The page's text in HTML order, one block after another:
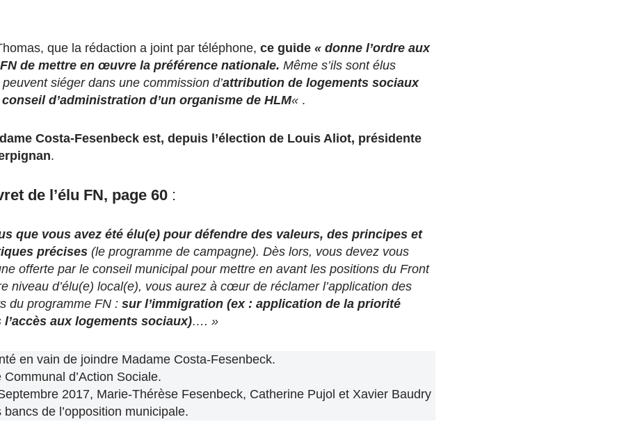
que la rédaction a joint par téléphone, ce guide « donne l’ordre aux
de mettre en œuvre la préférence nationale. Même s’ils sont élus
peuvent siéger dans une commission d’attribution de logements sociaux
d’administration d’un organisme de HLM« .
Costa-Fesenbeck est, depuis l’élection de Louis Aliot, présidente
.
de l’élu FN, page 60 :
que vous avez été élu(e) pour défendre des valeurs, des principes et
précises (le programme de campagne). Dès lors, vous devez vous
offerte par le conseil municipal pour mettre en avant les positions du Front
niveau d’élu(e) local(e), vous aurez à cœur de réclamer l’application des
du programme FN : sur l’immigration (ex : application de la priorité
aux logements sociaux)…. »
en vain de joindre Madame Costa-Fesenbeck.
Communal d’Action Sociale.
2017, Marie-Thérèse Fesenbeck, Catherine Pujol et Xavier Baudry
de l’opposition municipale.